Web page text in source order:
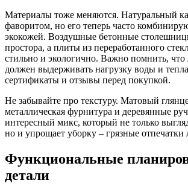
Материалы тоже меняются. Натуральный
фаворитом, но его теперь часто
экокожей. Воздушные бетонные
простора, а плиты из переработанного
стильно и экологично. Важно помнить,
должен выдерживать нагрузку воды и
сертификаты и отзывы перед покупкой.
Не забывайте про текстуру. Матовый
металлическая фурнитура и деревянные
интересный микс, который не только
но и упрощает уборку – грязные отпечатки
Функциональные
детали